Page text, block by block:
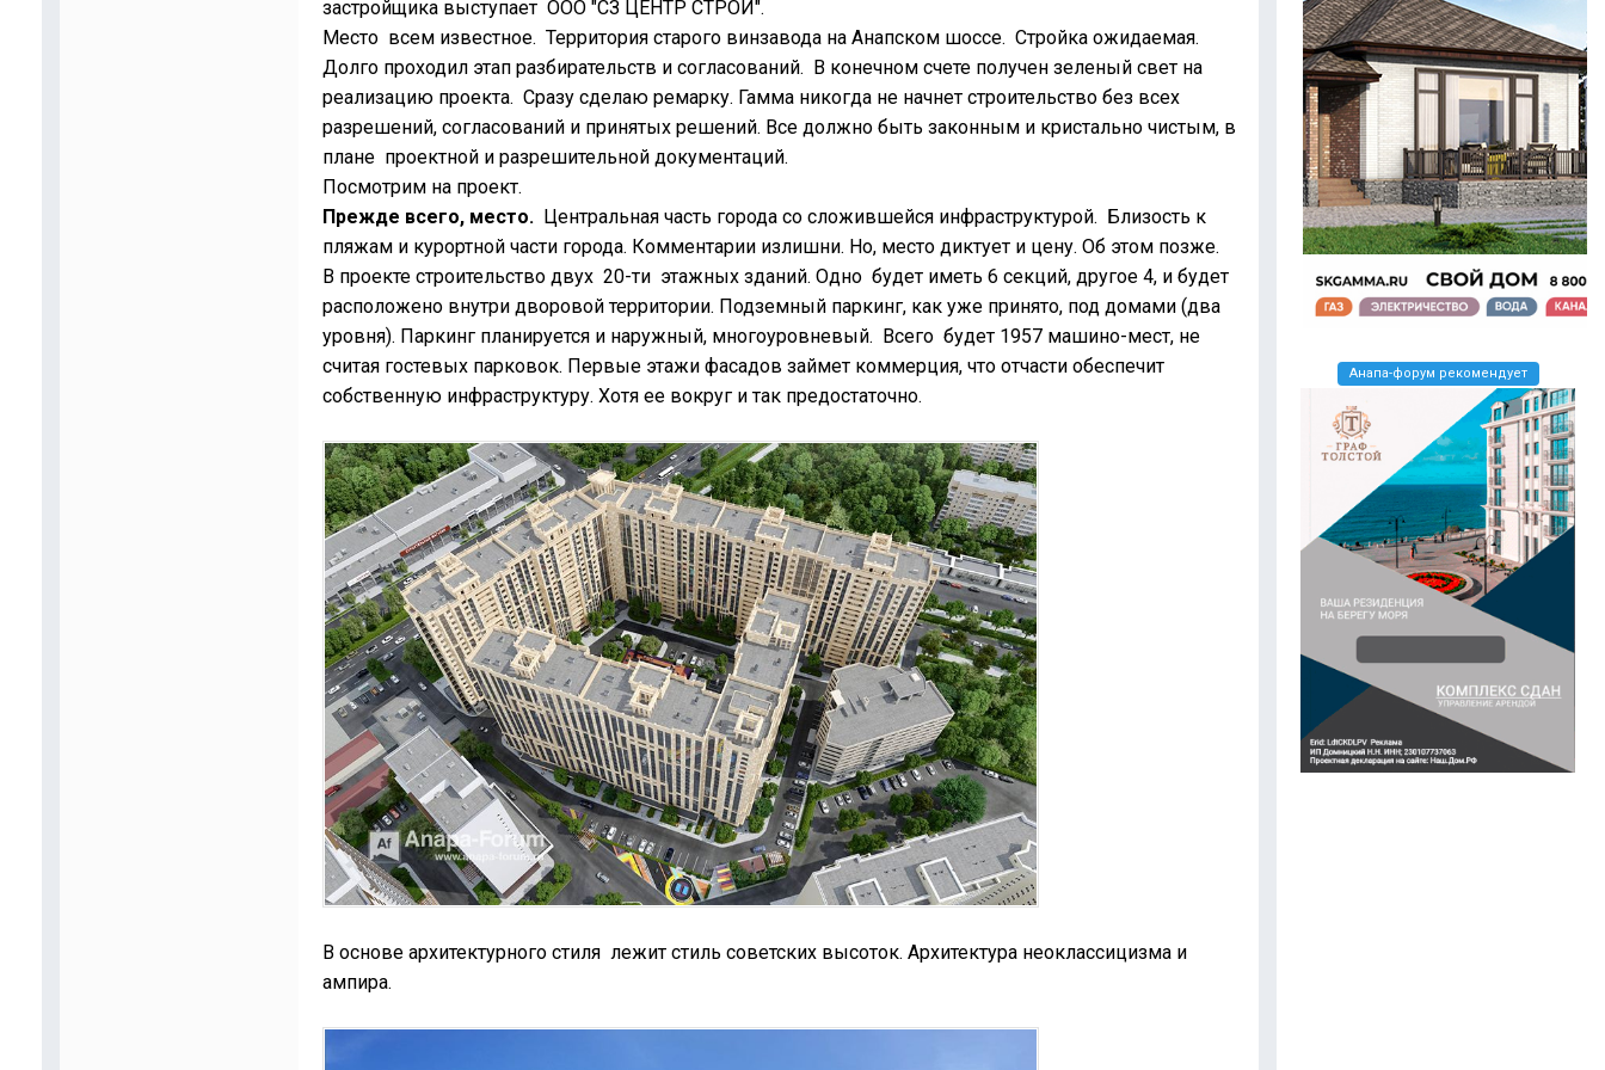
застройщика выступает ООО "СЗ ЦЕНТР СТРОЙ".
Место всем известное. Территория старого винзавода на Анапском шоссе. Стройка ожидаемая.
Долго проходил этап разбирательств и согласований. В конечном счете получен зеленый свет на
реализацию проекта. Сразу сделаю ремарку. Гамма никогда не начнет строительство без всех
разрешений, согласований и принятых решений. Все должно быть законным и кристально чистым, в
плане проектной и разрешительной документаций.
Посмотрим на проект.
Прежде всего, место. Центральная часть города со сложившейся инфраструктурой. Близость к
пляжам и курортной части города. Комментарии излишни. Но, место диктует и цену. Об этом позже.
В проекте строительство двух 20-ти этажных зданий. Одно будет иметь 6 секций, другое 4, и будет
расположено внутри дворовой территории. Подземный паркинг, как уже принято, под домами (два
уровня). Паркинг планируется и наружный, многоуровневый. Всего будет 1957 машино-мест, не
считая гостевых парковок. Первые этажи фасадов займет коммерция, что отчасти обеспечит
собственную инфраструктуру. Хотя ее вокруг и так предостаточно.
В основе архитектурного стиля лежит стиль советских высоток. Архитектура неоклассицизма и
ампира.